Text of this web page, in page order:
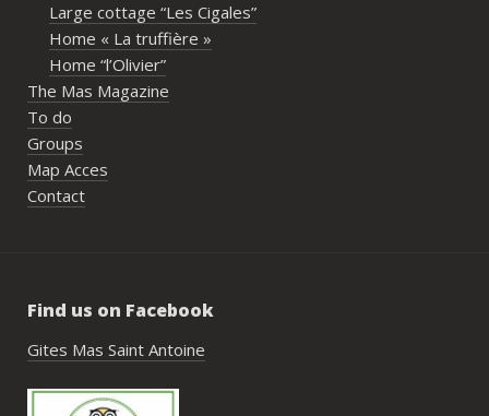
l’organisation. Nous avons été très bien
accompagnés avant le week-end avec de
nombreux conseils utiles, aussi bien pour
les prestataires que pour l’organisation
recommandations données sur place
piscine, nature, tranquillité, nombreux
hébergements et beaucoup d’activités à
très beau souvenir de ce week-end et
Large cottage “Les Cigales”
Home « La truffière »
Home “l’Olivier”
The Mas Magazine
To do
Groups
Map Acces
Contact
Find us on Facebook
Gites Mas Saint Antoine